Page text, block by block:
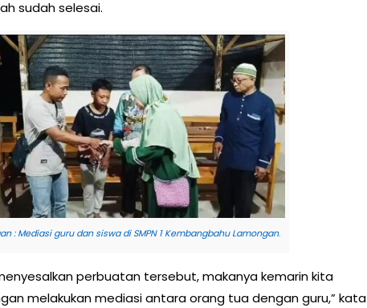
sudah selesai.
: Mediasi guru dan siswa di SMPN 1 Kembangbahu Lamongan.
perbuatan tersebut, makanya kemarin kita
melakukan mediasi antara orang tua dengan guru,” kata